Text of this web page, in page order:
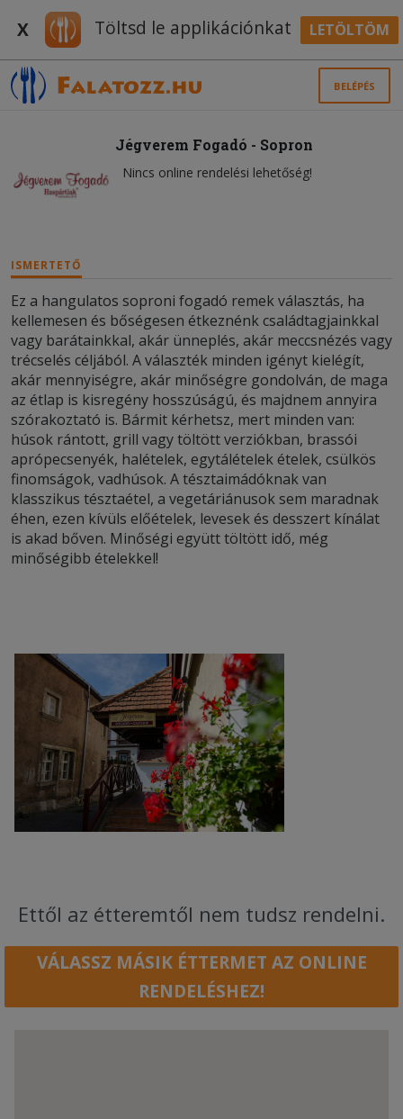
X Töltsd le applikációnkat LETÖLTÖM
BELÉPÉS
Jégverem Fogadó - Sopron
Nincs online rendelési lehetőség!
ISMERTETŐ
Ez a hangulatos soproni fogadó remek választás, ha
kellemesen és bőségesen étkeznénk családtagjainkkal
vagy barátainkkal, akár ünneplés, akár meccsnézés vagy
trécselés céljából. A választék minden igényt kielégít,
akár mennyiségre, akár minőségre gondolván, de maga
az étlap is kisregény hosszúságú, és majdnem annyira
szórakoztató is. Bármit kérhetsz, mert minden van:
húsok rántott, grill vagy töltött verziókban, brassói
aprópecsenyék, halételek, egytálételek ételek, csülkös
finomságok, vadhúsok. A tésztaimádóknak van
klasszikus tésztaétel, a vegetáriánusok sem maradnak
éhen, ezen kívüls előételek, levesek és desszert kínálat
is akad bőven. Minőségi együtt töltött idő, még
minőségibb ételekkel!
Ettől az étteremtől nem tudsz rendelni.
VÁLASSZ MÁSIK ÉTTERMET AZ ONLINE
RENDELÉSHEZ!